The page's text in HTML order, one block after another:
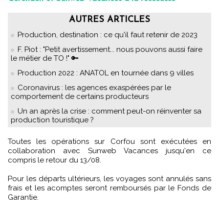
AUTRES ARTICLES
Production, destination : ce qu'il faut retenir de 2023
F. Piot : "Petit avertissement... nous pouvons aussi faire
le métier de TO !" 🔑
Production 2022 : ANATOL en tournée dans 9 villes
Coronavirus : les agences exaspérées par le
comportement de certains producteurs
Un an après la crise : comment peut-on réinventer sa
production touristique ?
Toutes les opérations sur Corfou sont exécutées en
collaboration avec Sunweb Vacances jusqu'en ce
compris le retour du 13/08.
Pour les départs ultérieurs, les voyages sont annulés sans
frais et les acomptes seront remboursés par le Fonds de
Garantie.